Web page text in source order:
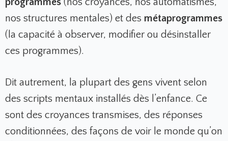
nos structures mentales) et des métaprogrammes
(la capacité à observer, modifier ou désinstaller
ces programmes).
Dit autrement, la plupart des gens vivent selon
des scripts mentaux installés dès l’enfance. Ce
sont des croyances transmises, des réponses
conditionnées, des façons de voir le monde qu’on